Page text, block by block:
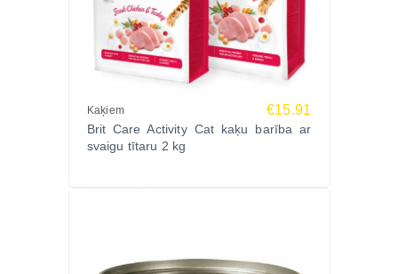
Kaķiem €15.91
Brit Care Activity Cat kaķu barība ar
svaigu tītaru 2 kg